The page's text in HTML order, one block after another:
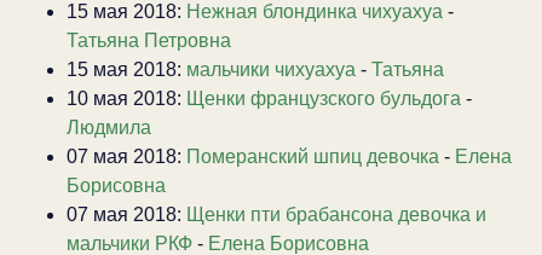
15 мая 2018: Нежная блондинка чихуахуа -
Татьяна Петровна
15 мая 2018: мальчики чихуахуа - Татьяна
10 мая 2018: Щенки французского бульдога -
Людмила
07 мая 2018: Померанский шпиц девочка - Елена
Борисовна
07 мая 2018: Щенки пти брабансона девочка и
мальчики РКФ - Елена Борисовна